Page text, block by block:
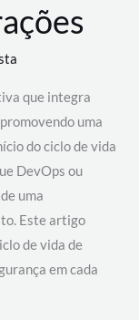
que integra
uma
do ciclo de vida
DevOps ou
uma
Este artigo
de vida de
em cada